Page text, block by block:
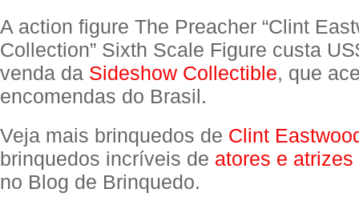
A action figure The Preacher “Clint
Collection” Sixth Scale Figure custa
venda da Sideshow Collectible, que
encomendas do Brasil.
Veja mais brinquedos de Clint
brinquedos incríveis de atores e
no Blog de Brinquedo.